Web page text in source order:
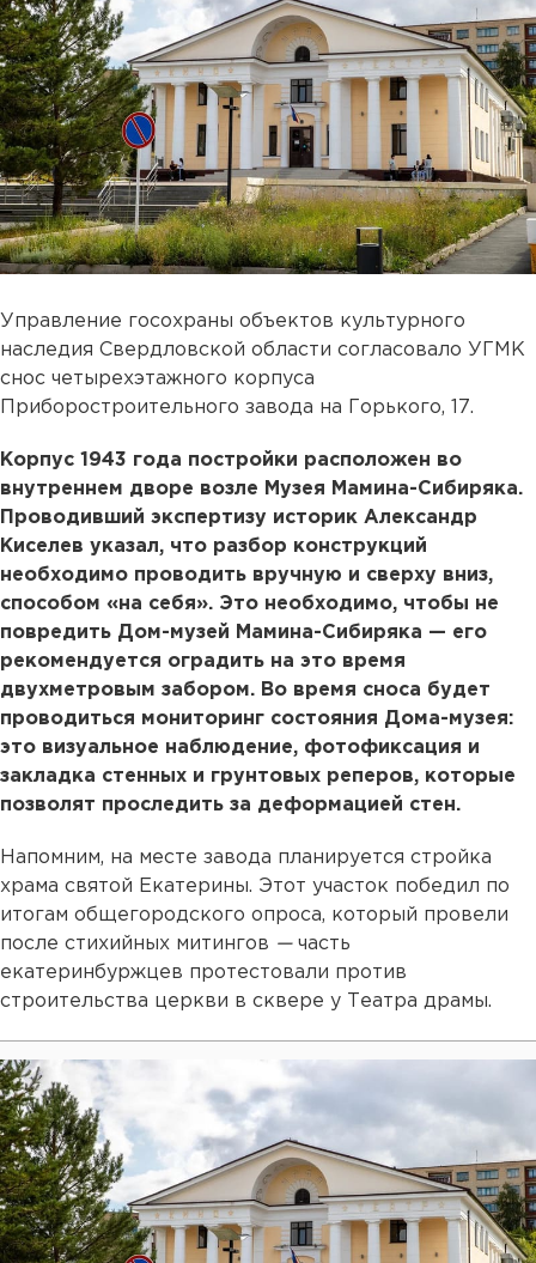
Управление госохраны объектов культурного
наследия Свердловской области согласовало УГМК
снос четырехэтажного корпуса
Приборостроительного завода на Горького, 17.
Корпус 1943 года постройки расположен во
внутреннем дворе возле Музея Мамина-Сибиряка.
Проводивший экспертизу историк Александр
Киселев указал, что разбор конструкций
необходимо проводить вручную и сверху вниз,
способом «на себя». Это необходимо, чтобы не
повредить Дом-музей Мамина-Сибиряка — его
рекомендуется оградить на это время
двухметровым забором. Во время сноса будет
проводиться мониторинг состояния Дома-музея:
это визуальное наблюдение, фотофиксация и
закладка стенных и грунтовых реперов, которые
позволят проследить за деформацией стен.
Напомним, на месте завода планируется стройка
храма святой Екатерины. Этот участок победил по
итогам общегородского опроса, который провели
после стихийных митингов —часть
екатеринбуржцев протестовали против
строительства церкви в сквере у Театра драмы.